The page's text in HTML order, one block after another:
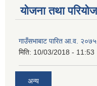
योजना तथा
गाउँसभाबाट पारित आ.व.
मिति: 10/03/2018 - 11:53
अन्य